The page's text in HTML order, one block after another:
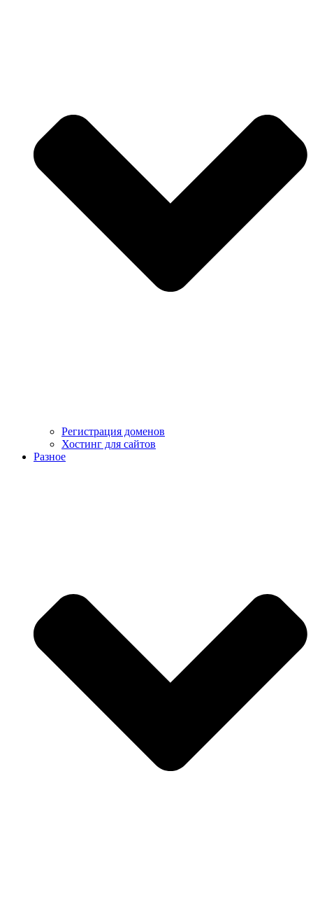
Регистрация доменов
Хостинг для сайтов
Разное